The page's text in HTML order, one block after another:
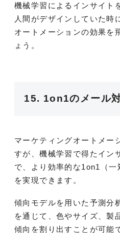
機械学習によるインサイト
人間がデザインしていた時
オートメーションの効果を
ょう。
15. 1on1のメール
マーケティングオートメー
すが、機械学習で得たイン
で、より効率的な1on1（一
を実現できます。
傾向モデルを用いた予測分
を通じて、色やサイズ、製
傾向を割り出すことが可能